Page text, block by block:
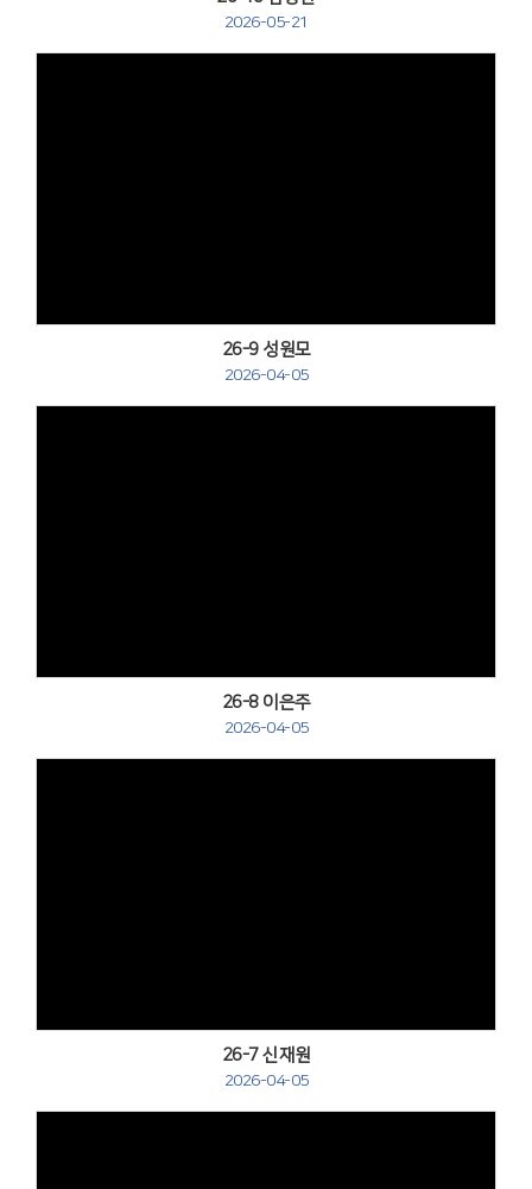
2026-05-21
26-9 성원모
2026-04-05
26-8 이은주
2026-04-05
26-7 신재원
2026-04-05